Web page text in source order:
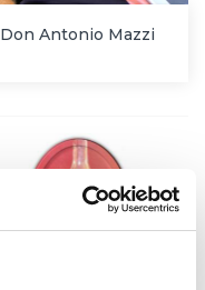
Don Antonio Mazzi